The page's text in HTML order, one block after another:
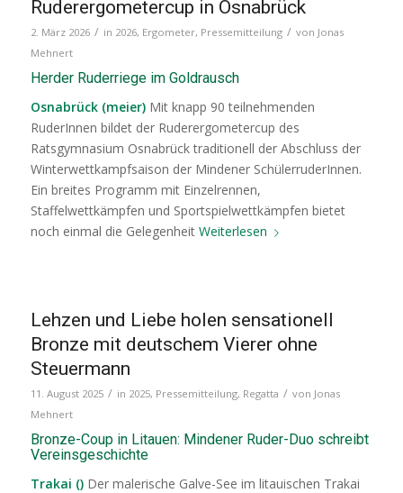
Ruderergometercup in Osnabrück
2. März 2026 / in 2026, Ergometer, Pressemitteilung / von Jonas
Mehnert
Herder Ruderriege im Goldrausch
Osnabrück (meier) Mit knapp 90 teilnehmenden
RuderInnen bildet der Ruderergometercup des
Ratsgymnasium Osnabrück traditionell der Abschluss der
Winterwettkampfsaison der Mindener SchülerruderInnen.
Ein breites Programm mit Einzelrennen,
Staffelwettkämpfen und Sportspielwettkämpfen bietet
noch einmal die Gelegenheit Weiterlesen
Lehzen und Liebe holen sensationell
Bronze mit deutschem Vierer ohne
Steuermann
11. August 2025 / in 2025, Pressemitteilung, Regatta / von Jonas
Mehnert
Bronze-Coup in Litauen: Mindener Ruder-Duo schreibt
Vereinsgeschichte
Trakai ()Der malerische Galve-See im litauischen Trakai